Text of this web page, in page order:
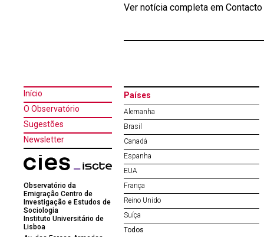
Ver notícia completa em Contacto
Início
O Observatório
Sugestões
Newsletter
Observatório da
Emigração Centro de
Investigação e Estudos de
Sociologia
Instituto Universitário de
Lisboa
Países
Alemanha
Brasil
Canadá
Espanha
EUA
França
Reino Unido
Suíça
Todos